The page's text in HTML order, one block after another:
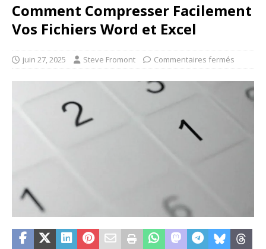
Comment Compresser Facilement
Vos Fichiers Word et Excel
juin 27, 2025 Steve Fromont Commentaires fermés